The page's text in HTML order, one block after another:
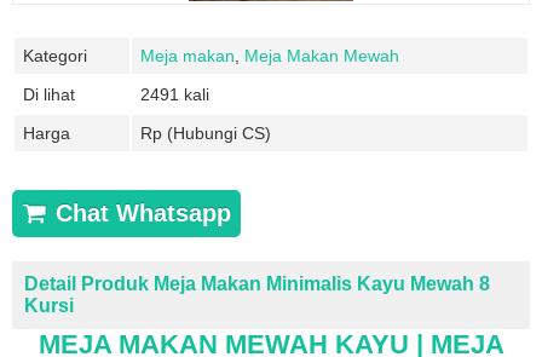
Kategori Meja makan, Meja Makan Mewah
Di lihat
2491 kali
Harga
Rp (Hubungi CS)
Chat Whatsapp
Detail Produk Meja Makan Minimalis Kayu Mewah 8
Kursi
MEJA MAKAN MEWAH KAYU | MEJA